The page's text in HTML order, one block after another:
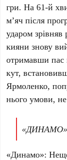
гри. На61-й
м’яч після
ударом
кияни знову
отримавши пас
кут,
Ярмоленко,
нього умови,
«Динамо»: